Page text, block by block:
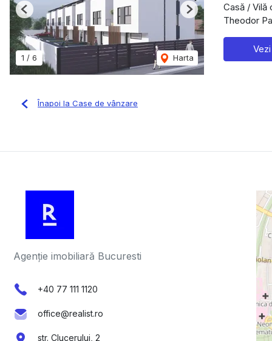
1 / 6 Harta
Previous Next
Casă / Vilă
Theodor
Înapoi la Case de vânzare
Agenție imobiliară Bucuresti
+40 77 111 1120
office@realist.ro
str. Clucerului, 2